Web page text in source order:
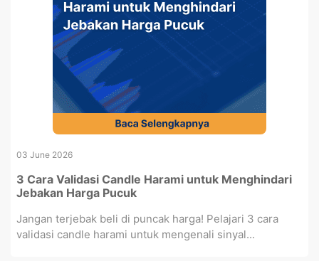
03 June 2026
3 Cara Validasi Candle Harami untuk Menghindari
Jebakan Harga Pucuk
Jangan terjebak beli di puncak harga! Pelajari 3 cara
validasi candle harami untuk mengenali sinyal...